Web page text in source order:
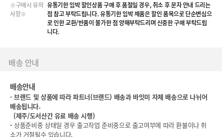
※구매시 유의
사항※
유통기한 임박 할인상품 구매 후 품절일 경우, 취소 후 문자 안내 드리는
점 참고 부탁드립니다. 유통기한 임박 제품은 할인 품목으로 단순변심으
로 인한 교환/반품이 불가한 점 양해부탁드리며 신중한 구매 부탁드립
니다.
배송 안내
배송안내
-브랜드 및 상품에 따라 파트너(브랜드) 배송과 바잇미 자체 배송으로 나뉘어
배송됩니다.
(제주/도서산간 유료 배송 시행)
- 상품준비중 상태일 경우 출고작업 준비중으로 출고여부에 따라 환불이나 취
소가 거절될수 있습니다.